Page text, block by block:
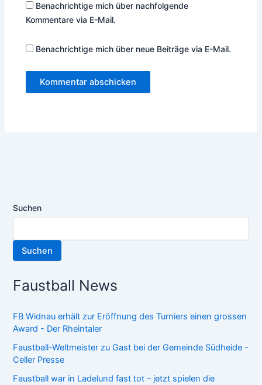
Benachrichtige mich über nachfolgende
Kommentare via E-Mail.
Benachrichtige mich über neue Beiträge via E-Mail.
Suchen
Suchen
Faustball News
FB Widnau erhält zur Eröffnung des Turniers einen grossen
Award - Der Rheintaler
Faustball-Weltmeister zu Gast bei der Gemeinde Südheide -
Celler Presse
Faustball war in Ladelund fast tot – jetzt spielen die